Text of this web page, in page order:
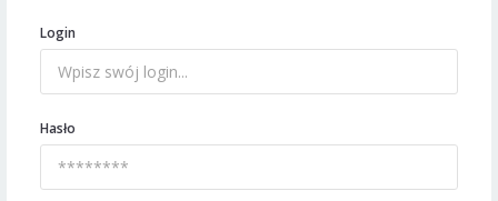
Login
Hasło